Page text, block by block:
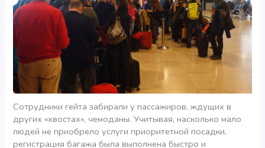
Сотрудники гейта забирали у пассажиров, ждущих в
других «хвостах», чемоданы. Учитывая, насколько мало
людей не приобрело услуги приоритетной посадки,
регистрация багажа была выполнена быстро и